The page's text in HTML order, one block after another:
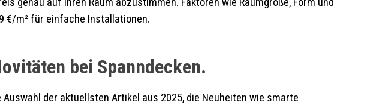
€/m² für einfache Installationen.
bei Spanndecken.
der aktuellsten Artikel aus 2025, die Neuheiten wie smarte